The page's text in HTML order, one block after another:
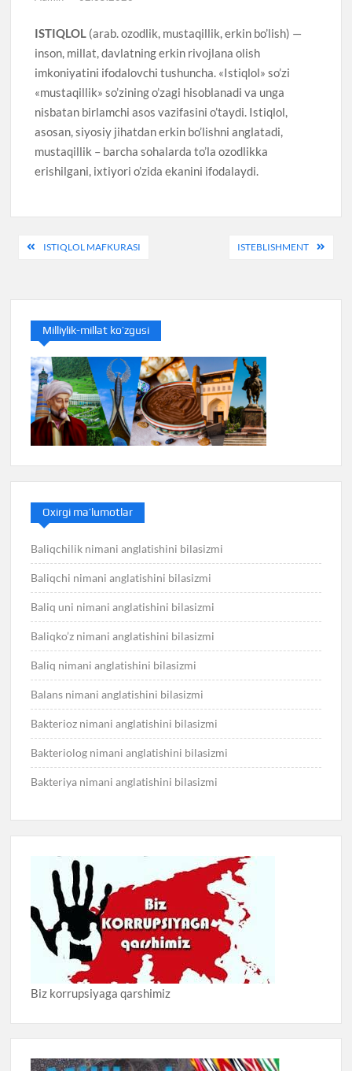
ISTIQLOL (arab. ozodlik, mustaqillik, erkin bo’lish) —
inson, millat, davlatning erkin rivojlana olish
imkoniyatini ifodalovchi tushuncha. «Istiqlol» so’zi
«mustaqillik» so’zining o’zagi hisoblanadi va unga
nisbatan birlamchi asos vazifasini o’taydi. Istiqlol,
asosan, siyosiy jihatdan erkin bo’lishni anglatadi,
mustaqillik – barcha sohalarda to’la ozodlikka
erishilgani, ixtiyori o’zida ekanini ifodalaydi.
PostISTIQLOL MAFKURASI ISTEBLISHMENT
Milliylik-millat ko’zgusi
Oxirgi ma’lumotlar
Baliqchilik nimani anglatishini bilasizmi
Baliqchi nimani anglatishini bilasizmi
Baliq uni nimani anglatishini bilasizmi
Baliqko’z nimani anglatishini bilasizmi
Baliq nimani anglatishini bilasizmi
Balans nimani anglatishini bilasizmi
Bakterioz nimani anglatishini bilasizmi
Bakteriolog nimani anglatishini bilasizmi
Bakteriya nimani anglatishini bilasizmi
Biz korrupsiyaga qarshimiz